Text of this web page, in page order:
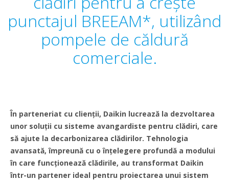
punctajul BREEAM*, utilizând
pompele de căldură
comerciale.
În parteneriat cu clienții, Daikin lucrează la dezvoltarea
unor soluții cu sisteme avangardiste pentru clădiri, care
să ajute la decarbonizarea clădirilor. Tehnologia
avansată, împreună cu o înțelegere profundă a modului
în care funcționează clădirile, au transformat Daikin
într-un partener ideal pentru proiectarea unui sistem